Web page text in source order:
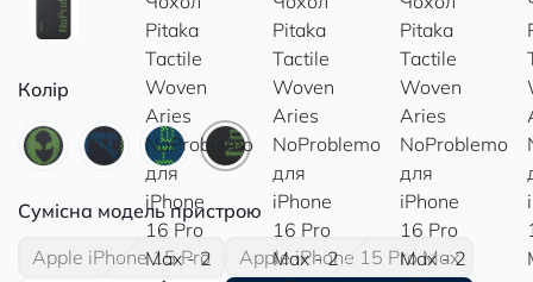
Колір
Сумісна модель пристрою
Apple iPhone 15 Pro
Apple iPhone 15 Pro Max